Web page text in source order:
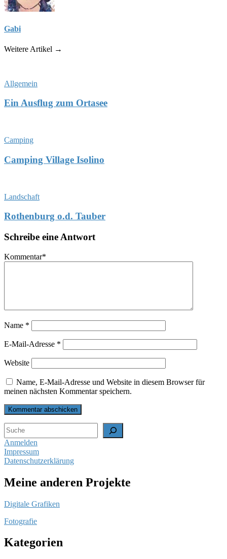
Gabi
Weitere Artikel →
Allgemein
Ein Ausflug zum Ortasee
Camping
Camping Village Isolino
Landschaft
Rothenburg o.d. Tauber
Schreibe eine Antwort
Kommentar*
Name *
E-Mail-Adresse *
Website
Name, E-Mail-Adresse und Website in diesem Browser für
meinen nächsten Kommentar speichern.
Suchen
Anmelden
Impressum
Datenschutzerklärung
Meine anderen Projekte
Digitale Grafiken
Fotografie
Kategorien